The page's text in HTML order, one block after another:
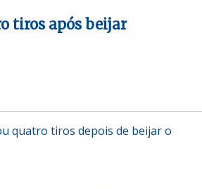
tiros após beijar
quatro tiros depois de beijar o